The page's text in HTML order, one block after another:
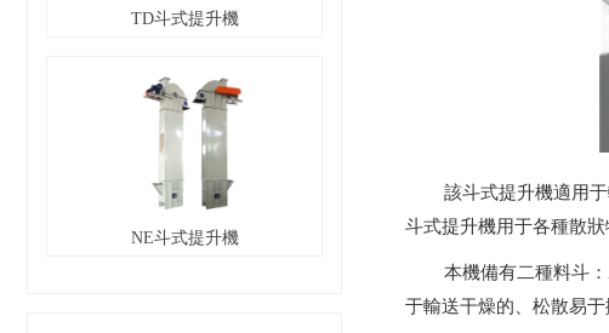
該斗式提升機適用
斗式提升機用于各種散
本機備有二種料斗
于輸送干燥的、松散易
TD斗式提升機
NE斗式提升機